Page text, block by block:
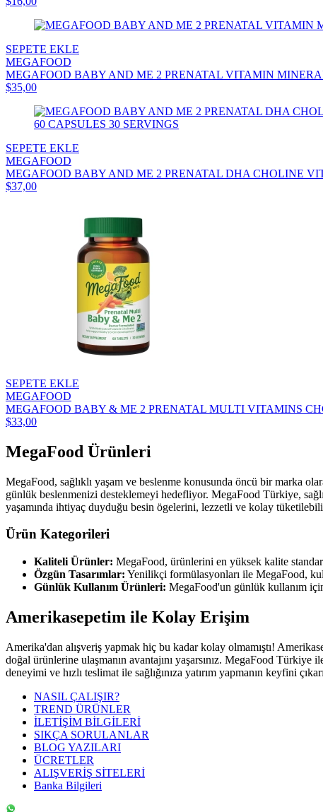
SEPETE EKLE
MEGAFOOD
MEGAFOOD BABY AND ME 2 PRENATAL VITAMIN
$35,00
SEPETE EKLE
MEGAFOOD
MEGAFOOD BABY AND ME 2 PRENATAL DHA CHOLINE
$37,00
SEPETE EKLE
MEGAFOOD
MEGAFOOD BABY & ME 2 PRENATAL MULTI VITAMINS
$33,00
MegaFood Ürünleri
MegaFood, sağlıklı yaşam ve beslenme konusunda öncü bir marka
günlük beslenmenizi desteklemeyi hedefliyor. MegaFood Türkiye,
yaşamında ihtiyaç duyduğu besin ögelerini, lezzetli ve kolay
Ürün Kategorileri
Kaliteli Ürünler: MegaFood, ürünlerini en yüksek kalite
Özgün Tasarımlar: Yenilikçi formülasyonları ile MegaFood,
Günlük Kullanım Ürünleri: MegaFood'un günlük kullanım
Amerikasepetim ile Kolay Erişim
Amerika'dan alışveriş yapmak hiç bu kadar kolay olmamıştı!
doğal ürünlerine ulaşmanın avantajını yaşarsınız. MegaFood Türkiye
deneyimi ve hızlı teslimat ile sağlığınıza yatırım yapmanın keyfini
NASIL ÇALIŞIR?
TREND ÜRÜNLER
İLETİŞİM BİLGİLERİ
SIKÇA SORULANLAR
BLOG YAZILARI
ÜCRETLER
ALIŞVERİŞ SİTELERİ
Banka Bilgileri